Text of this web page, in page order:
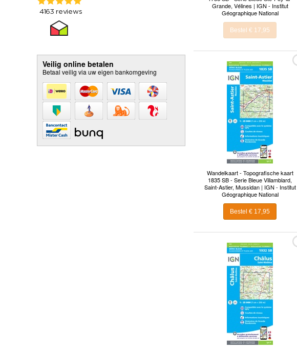
Veilig online betalen
Betaal veilig via uw eigen bankomgeving
Grande, Vélines | IGN - Institut
Géographique National
Bestel € 17,95
Wandelkaart - Topografische kaart
1835 SB - Serie Bleue Villamblard,
Saint-Astier, Mussidan | IGN - Institut
Géographique National
Bestel € 17,95